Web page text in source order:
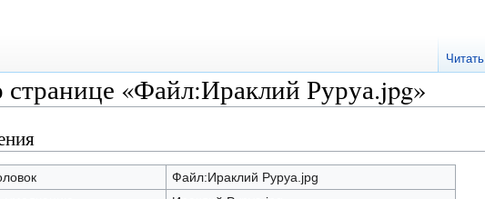
странице «Файл:Ираклий Руруа.jpg»
Файл:Ираклий Руруа.jpg
Читать